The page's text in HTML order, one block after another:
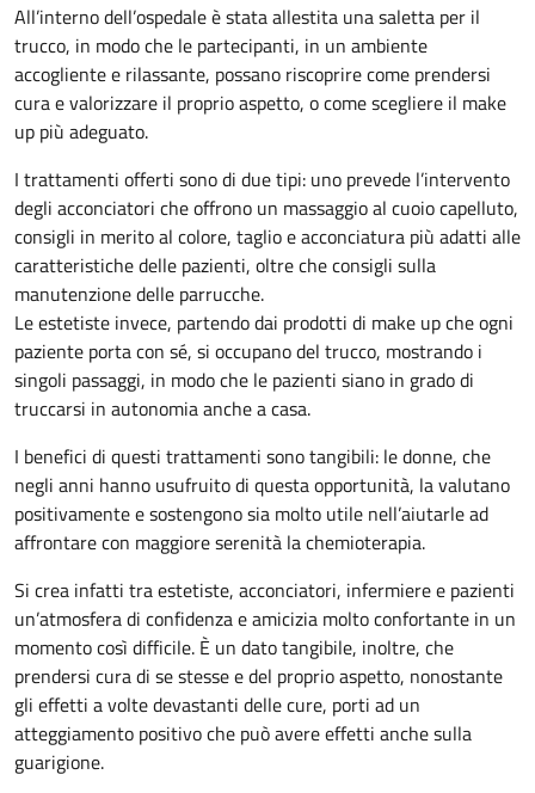
All’interno dell’ospedale è stata allestita una saletta per il
trucco, in modo che le partecipanti, in un ambiente
accogliente e rilassante, possano riscoprire come prendersi
cura e valorizzare il proprio aspetto, o come scegliere il make
up più adeguato.
I trattamenti offerti sono di due tipi: uno prevede l’intervento
degli acconciatori che offrono un massaggio al cuoio capelluto,
consigli in merito al colore, taglio e acconciatura più adatti alle
caratteristiche delle pazienti, oltre che consigli sulla
manutenzione delle parrucche.
Le estetiste invece, partendo dai prodotti di make up che ogni
paziente porta con sé, si occupano del trucco, mostrando i
singoli passaggi, in modo che le pazienti siano in grado di
truccarsi in autonomia anche a casa.
I benefici di questi trattamenti sono tangibili: le donne, che
negli anni hanno usufruito di questa opportunità, la valutano
positivamente e sostengono sia molto utile nell’aiutarle ad
affrontare con maggiore serenità la chemioterapia.
Si crea infatti tra estetiste, acconciatori, infermiere e pazienti
un’atmosfera di confidenza e amicizia molto confortante in un
momento così difficile. È un dato tangibile, inoltre, che
prendersi cura di se stesse e del proprio aspetto, nonostante
gli effetti a volte devastanti delle cure, porti ad un
atteggiamento positivo che può avere effetti anche sulla
guarigione.